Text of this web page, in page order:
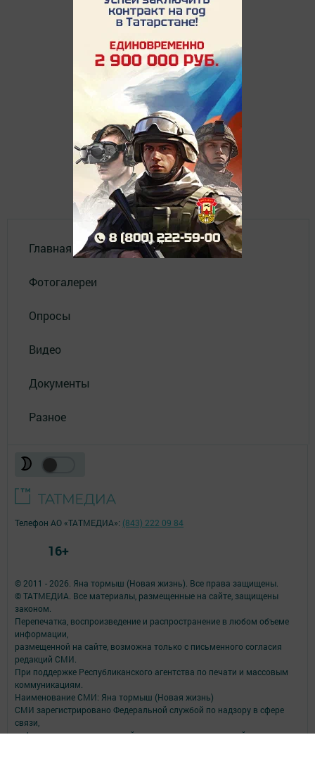
Главная
Фотогалереи
Опросы
Видео
Документы
Разное
© 2011 - 2026. Яна тормыш (Новая жизнь). Все права защищены.
© ТАТМЕДИА. Все материалы, размещенные на сайте, защищены
законом.
Перепечатка, воспроизведение и распространение в любом объеме
информации,
размещенной на сайте, возможна только с письменного согласия
редакций СМИ.
При поддержке Республиканского агентства по печати и массовым
коммуникациям.
Наименование СМИ: Яна тормыш (Новая жизнь)
СМИ зарегистрировано Федеральной службой по надзору в сфере
связи,
информационных технологий и массовых коммуникаций
Телефон АО «ТАТМЕДИА»: (843) 222 09 84
16+